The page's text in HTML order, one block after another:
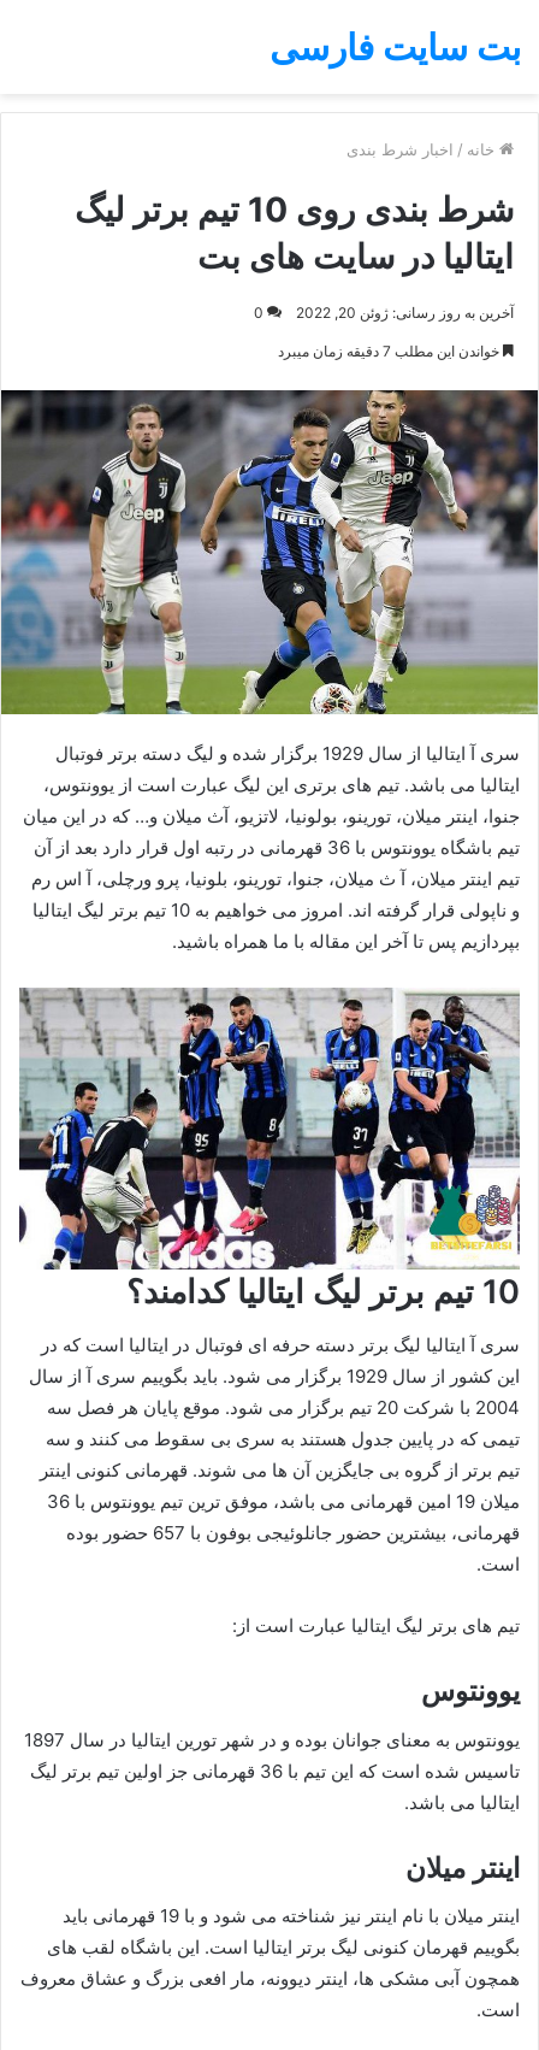
بت سایت فارسی
خانه / اخبار شرط بندی
شرط بندی روی 10 تیم برتر لیگ
ایتالیا در سایت های بت
آخرین به روز رسانی: ژوئن 20, 2022 0
خواندن این مطلب 7 دقیقه زمان میبرد
سری آ ایتالیا از سال 1929 برگزار شده و لیگ دسته برتر فوتبال
ایتالیا می باشد. تیم های برتری این لیگ عبارت است از یوونتوس،
جنوا، اینتر میلان، تورینو، بولونیا، لاتزیو، آث میلان و… که در این میان
تیم باشگاه یوونتوس با 36 قهرمانی در رتبه اول قرار دارد بعد از آن
تیم اینتر میلان، آ ث میلان، جنوا، تورینو، بلونیا، پرو ورچلی، آ اس رم
و ناپولی قرار گرفته اند. امروز می خواهیم به 10 تیم برتر لیگ ایتالیا
بپردازیم پس تا آخر این مقاله با ما همراه باشید.
10 تیم برتر لیگ ایتالیا کدامند؟
سری آ ایتالیا لیگ برتر دسته حرفه ای فوتبال در ایتالیا است که در
این کشور از سال 1929 برگزار می شود. باید بگوییم سری آ از سال
2004 با شرکت 20 تیم برگزار می شود. موقع پایان هر فصل سه
تیمی که در پایین جدول هستند به سری بی سقوط می کنند و سه
تیم برتر از گروه بی جایگزین آن ها می شوند. قهرمانی کنونی اینتر
میلان 19 امین قهرمانی می باشد، موفق ترین تیم یوونتوس با 36
قهرمانی، بیشترین حضور جانلوئیجی بوفون با 657 حضور بوده
است.
تیم های برتر لیگ ایتالیا عبارت است از:
یوونتوس
یوونتوس به معنای جوانان بوده و در شهر تورین ایتالیا در سال 1897
تاسیس شده است که این تیم با 36 قهرمانی جز اولین تیم برتر لیگ
ایتالیا می باشد.
اینتر میلان
اینتر میلان با نام اینتر نیز شناخته می شود و با 19 قهرمانی باید
بگوییم قهرمان کنونی لیگ برتر ایتالیا است. این باشگاه لقب های
همچون آبی مشکی ها، اینتر دیوونه، مار افعی بزرگ و عشاق معروف
است.